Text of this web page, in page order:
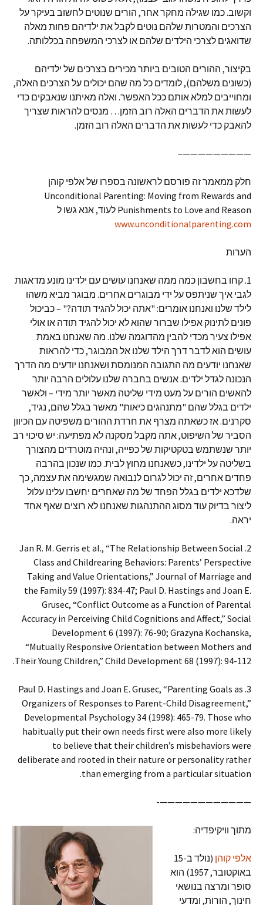
וקשוב. כמו שגילה מחקר אחר, הורים שנוטים לחשוב בעיקר על
הצרכים והמטרות שלהם נוטים לקבל את ילדיהם פחות מאלה
שדואגים לצרכי הילדים שלהם או לצרכי המשפחה בכללותה.
בקיצור, ההורים הטובים ביותר מכירים בצרכים של ילדיהם
(כשונים משלהם), לומדים כל מה שהם יכולים על הצרכים האלה,
ומחוייבים למלא אותם ככל האפשר. ואלה מאיתנו שנאבקים כדי
לעשות את הדברים האלה רוב הזמן… מנסים להראות שצריך
להאבק כדי לעשות את הדברים האלה רוב הזמן.
—————————–
חלק ממאמר זה פורסם לראשונה בספרו של אלפי קוהן
Unconditional Parenting: Moving from Rewards and
Punishments to Love and Reason לעוד, אנא גשו ל
www.unconditionalparenting.com
הערות
1. קחו בחשבון כמה ממה שאנחנו עושים עם ילדינו מונע מדאגות
לגבי איך שניתפס על ידי מבוגרים אחרים. מבוגר מביא משהו
לילד שלנו ואנחנו אומרים: "אתה יכול להגיד תודה?" – כביכול
פונים לתינוק אפילו שברור שהוא לא יכול להגיד תודה או אולי
אפילו צעיר מכדי להבין מהדוגמה שלנו. מה שאנחנו באמת
עושים הוא לדבר דרך הילד שלנו אל המבוגר, כדי להראות
שאנחנו יודעים מה התגובה המנומסת ושאנחנו יודעים מה הדרך
הנכונה לגדל ילדים. אנשים בחברה שלנו עלולים הרבה יותר
להאשים הורים על מעט מידי שליטה מאשר יותר מידי – ולאשר
ילדים בגלל שהם "מתנהגים כיאות" מאשר בגלל שהם, נגיד,
סקרנים. אז כשאתה מצרף את חרדת ההורים משפיטה עם הכיוון
הסביר של השיפוט, אתה מקבל מסקנה לא מפתיעה: יש סיכוי רב
יותר שנשתמש בטקטיקות של כפייה, ונהיה מוטרדים מהצורך
בשליטה על ילדינו, כשאנחנו מחוץ לבית. כמו שנכון בהרבה
פחדים אחרים, זה יכול לגרום לנבואה שמגשימה את עצמה, כך
שלדכא ילדים בגלל הפחד של מה שאחרים יחשבו עלינו עלול
ליצור בדיוק עוד מסוג ההתנהגות שאנחנו לא רוצים שאף אחד
יראה.
2. Jan R. M. Gerris et al., “The Relationship Between Social
Class and Childrearing Behaviors: Parents’ Perspective
Taking and Value Orientations,” Journal of Marriage and
the Family 59 (1997): 834-47; Paul D. Hastings and Joan E.
Grusec, “Conflict Outcome as a Function of Parental
Accuracy in Perceiving Child Cognitions and Affect,” Social
Development 6 (1997): 76-90; Grazyna Kochanska,
“Mutually Responsive Orientation between Mothers and
Their Young Children,” Child Development 68 (1997): 94-112.
3. Paul D. Hastings and Joan E. Grusec, “Parenting Goals as
Organizers of Responses to Parent-Child Disagreement,”
Developmental Psychology 34 (1998): 465-79. Those who
habitually put their own needs first were also more likely
to believe that their children’s misbehaviors were
deliberate and rooted in their nature or personality rather
than emerging from a particular situation.
————————————-
מתוך וויקיפדיה:
אלפי קוהן
(נולד ב-15
באוקטובר, 1957) הוא
סופר ומרצה בנושאי
חינוך, הורות, ומדעי